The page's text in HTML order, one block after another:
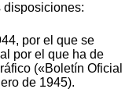
disposiciones:
por el que se
por el que ha de
(«Boletín Oficial
de 1945).